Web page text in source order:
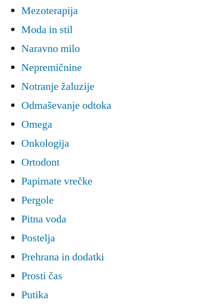
Mezoterapija
Moda in stil
Naravno milo
Nepremičnine
Notranje žaluzije
Odmaševanje odtoka
Omega
Onkologija
Ortodont
Papirnate vrečke
Pergole
Pitna voda
Postelja
Prehrana in dodatki
Prosti čas
Putika